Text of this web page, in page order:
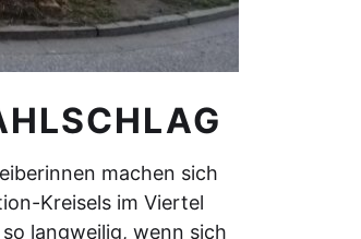
machen sich
Kreisels im Viertel
langweilig, wenn sich